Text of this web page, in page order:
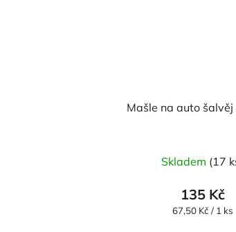
Mašle na auto šalvěj
Skladem (17
135 Kč
Měrná
67,50 Kč / 1 ks